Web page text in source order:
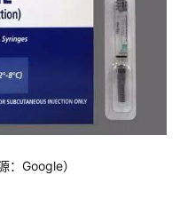
：Google）